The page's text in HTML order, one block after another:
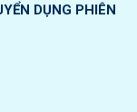
DỤNG PHIÊN